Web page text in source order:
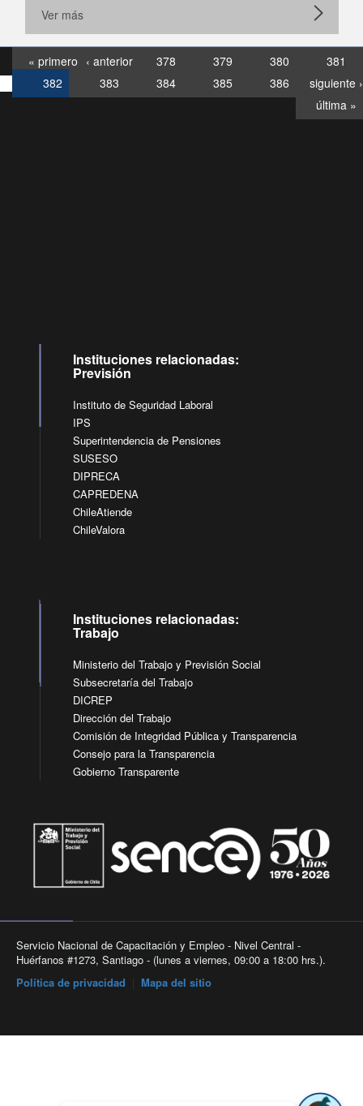
Ver más
« primero ‹ anterior 378 379 380
381
382
383 384 385 386
siguiente ›
última »
Instituciones relacionadas:
Previsión
Instituto de Seguridad Laboral
IPS
Superintendencia de Pensiones
SUSESO
DIPRECA
CAPREDENA
ChileAtiende
ChileValora
Instituciones relacionadas:
Trabajo
Ministerio del Trabajo y Previsión Social
Subsecretaría del Trabajo
DICREP
Dirección del Trabajo
Comisión de Integridad Pública y Transparencia
Consejo para la Transparencia
Gobierno Transparente
Servicio Nacional de Capacitación y Empleo - Nivel Central -
Huérfanos #1273, Santiago - (lunes a viernes, 09:00 a 18:00 hrs.).
Política de privacidad
Mapa del sitio